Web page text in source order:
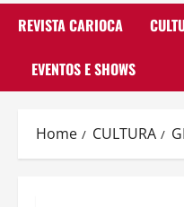
REVISTA CARIOCA
EVENTOS E SHOWS
Home CULTURA